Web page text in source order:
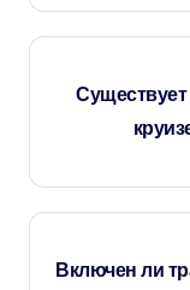
Алкогольные
или
Строгого дресс-
одеваться в
Включен ли